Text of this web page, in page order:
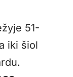
51-
iki šiol